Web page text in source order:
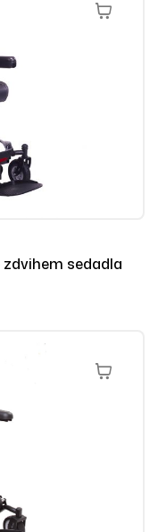
Přidat Do
sedadla
Výběr